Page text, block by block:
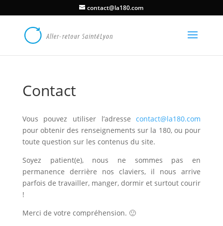
contact@la180.com
Contact
Vous pouvez utiliser l’adressecontact@la180.com
pour obtenir des renseignements sur la 180, ou pour
toute question sur les contenus du site.
Soyez patient(e), nous ne sommes pas en
permanence derrière nos claviers, il nous arrive
parfois de travailler, manger, dormir et surtout courir
!
Merci de votre compréhension. 🙂